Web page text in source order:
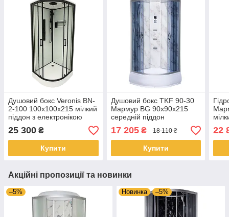
Душовий бокс Veronis BN-
2-100 100х100х215 мілкий
піддон з електронікою
25 300 ₴
Купити
Душовий бокс TKF 90-30
Мармур BG 90х90х215
середній піддон
17 205₴ 18 110 ₴
Купити
22
Акційні пропозиції та новинки
–5% Новинка –5%